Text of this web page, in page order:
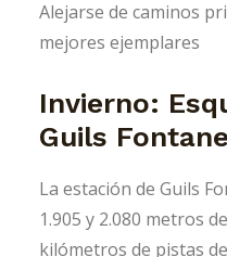
Alejarse de caminos
mejores ejemplares
Invierno:
Guils
La estación de Guils
1.905 y 2.080 metros
kilómetros de pistas